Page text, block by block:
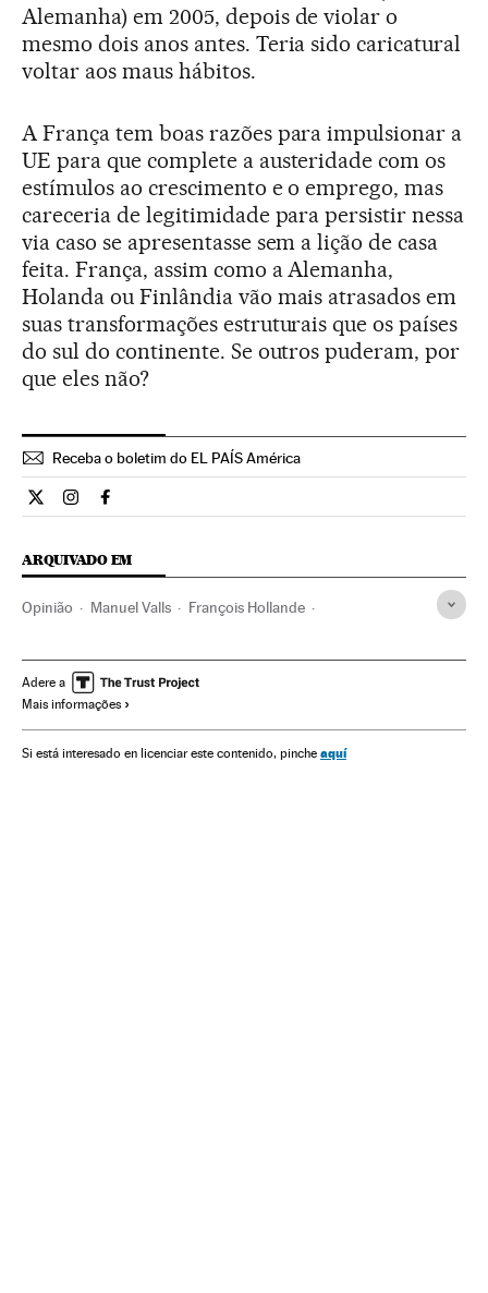
Alemanha) em 2005, depois de violar o
mesmo dois anos antes. Teria sido caricatural
voltar aos maus hábitos.
A França tem boas razões para impulsionar a
UE para que complete a austeridade com os
estímulos ao crescimento e o emprego, mas
careceria de legitimidade para persistir nessa
via caso se apresentasse sem a lição de casa
feita. França, assim como a Alemanha,
Holanda ou Finlândia vão mais atrasados em
suas transformações estruturais que os países
do sul do continente. Se outros puderam, por
que eles não?
Receba o boletim do EL PAÍS América
Opiniao El País Brasil en Twitter
Opiniao El País Brasil en Instagram
Opiniao El País Brasil en Facebook
ARQUIVADO EM
Opinião Manuel Valls François Hollande
Cortes orçamentários União Europeia
Economia
Adere a
Mais informações
Si está interesado en licenciar este contenido, pinche aquí